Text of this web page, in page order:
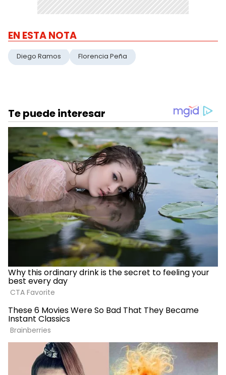
EN ESTA NOTA
Diego Ramos Florencia Peña